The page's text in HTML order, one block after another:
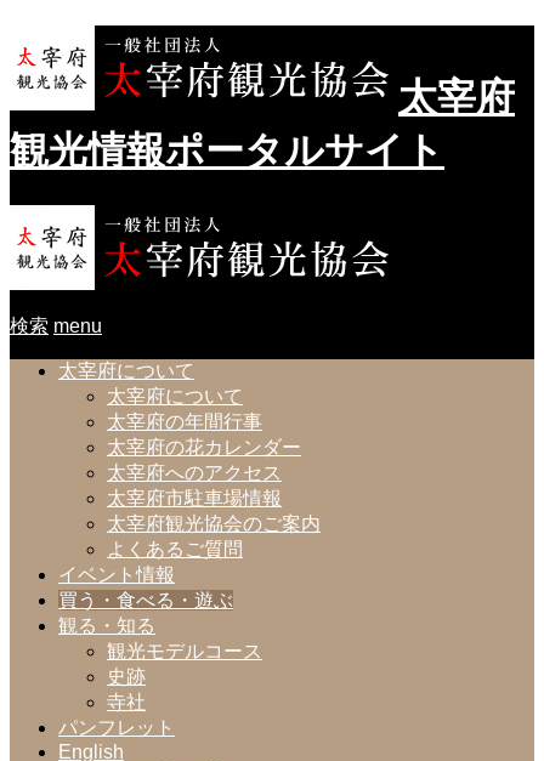
太宰府
観光情報ポータルサイト
検索 menu
太宰府について
太宰府について
太宰府の年間行事
太宰府の花カレンダー
太宰府へのアクセス
太宰府市駐車場情報
太宰府観光協会のご案内
よくあるご質問
イベント情報
買う・食べる・遊ぶ
観る・知る
観光モデルコース
史跡
寺社
パンフレット
English